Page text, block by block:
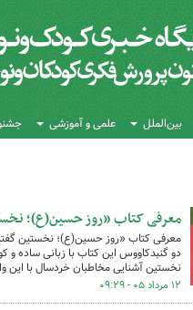
بین‌الملل علمی و آموزشی
معرفی کتاب «روز حسین(ع)؛
معرفی کتاب «روز حسین(ع)؛ نخستین
دو گنبدکاووس این کتاب با زبانی ساده و
نخستین آشنایی مخاطبان خردسال با این
۱۲ مرداد ۰۵ - ۰۹:۲۹